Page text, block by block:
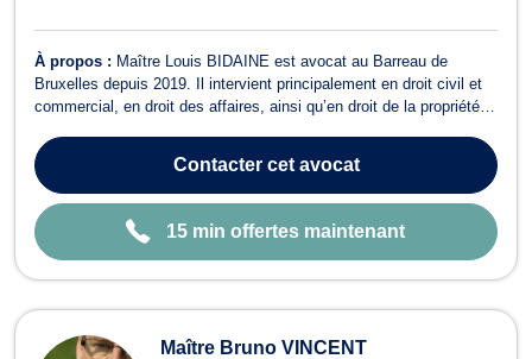
À propos : Maître Louis BIDAINE est avocat au Barreau de
Bruxelles depuis 2019. Il intervient principalement en droit civil et
commercial, en droit des affaires, ainsi qu’en droit de la propriété
accompagne entrepreneurs et entreprises dans la rédaction de
contrats, la st...
Contactercet avocat
15 min offertes maintenant
Maître Bruno VINCENT